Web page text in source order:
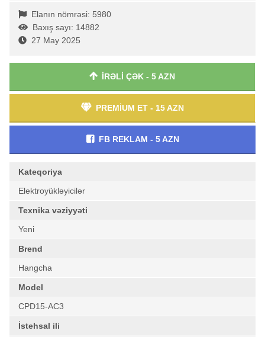
Elanın nömrəsi: 5980
Baxış sayı: 14882
27 May 2025
İRƏLİ ÇƏK - 5 AZN
PREMİUM ET - 15 AZN
FB REKLAM - 5 AZN
Kateqoriya
Elektroyükləyicilər
Texnika vəziyyəti
Yeni
Brend
Hangcha
Model
CPD15-AC3
İstehsal ili